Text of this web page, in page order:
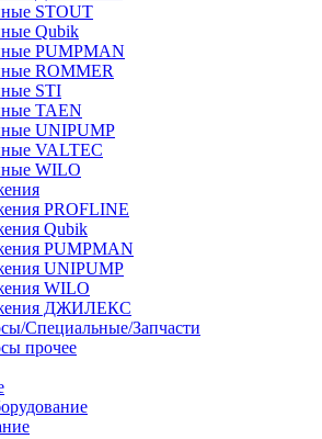
STOUT
Qubik
PUMPMAN
ROMMER
STI
TAEN
UNIPUMP
VALTEC
WILO
PROFLINE
Qubik
PUMPMAN
UNIPUMP
WILO
ДЖИЛЕКС
Специальные/Запчасти
прочее